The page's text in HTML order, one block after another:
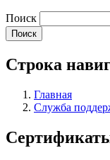
Поиск
Строка
Главная
Служба